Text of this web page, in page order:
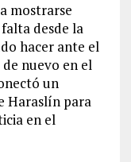
mostrarse
desde la
hacer ante el
nuevo en el
un
Haraslín para
en el